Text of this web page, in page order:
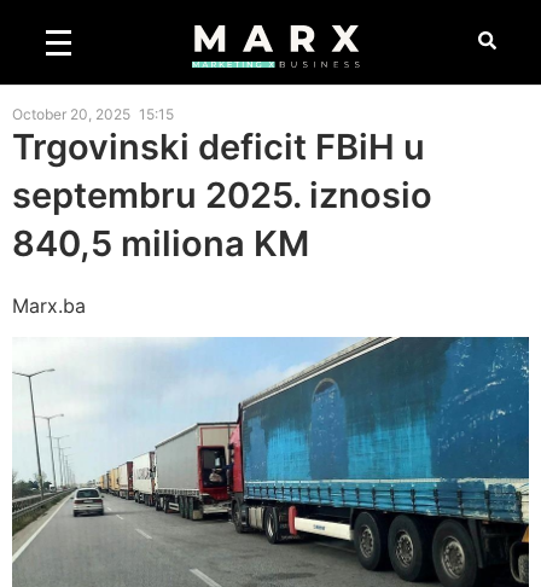
October 20, 2025 15:15
Trgovinski deficit FBiH u
septembru 2025. iznosio
840,5 miliona KM
Marx.ba